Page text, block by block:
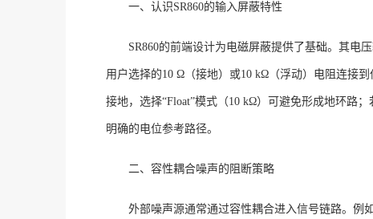
一、认识SR860的输入屏蔽特性
SR860的前端设计为电磁屏蔽提供了基础。其电
用户选择的10 Ω（接地）或10 kΩ（浮动）电阻连接到
接地，选择“Float”模式（10 kΩ）可避免形成地环路
明确的电位参考路径。
二、容性耦合噪声的阻断策略
外部噪声源通常通过容性耦合进入信号链路。例